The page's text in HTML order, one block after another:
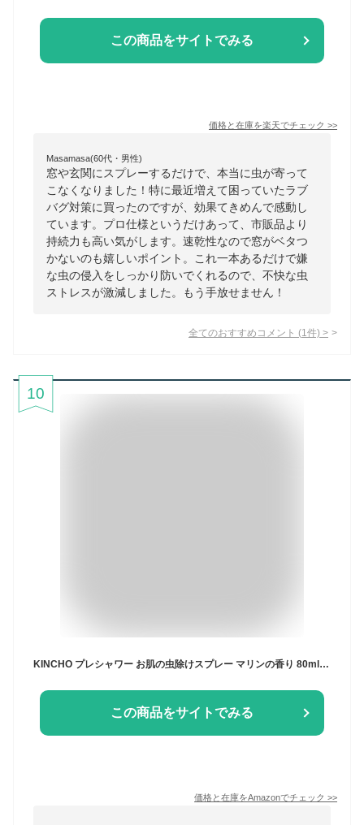
この商品をサイトでみる
価格と在庫を楽天でチェック >>
Masamasa(60代・男性)
窓や玄関にスプレーするだけで、本当に虫が寄って
こなくなりました！特に最近増えて困っていたラブ
バグ対策に買ったのですが、効果てきめんで感動し
ています。プロ仕様というだけあって、市販品より
持続力も高い気がします。速乾性なので窓がベタつ
かないのも嬉しいポイント。これ一本あるだけで嫌
な虫の侵入をしっかり防いでくれるので、不快な虫
ストレスが激減しました。もう手放せません！
全てのおすすめコメント (1 件) >
10
KINCHO プレシャワー お肌の虫除けスプレー マリンの香り 80ml 保存料無添加
この商品をサイトでみる
価格と在庫をAmazonでチェック >>